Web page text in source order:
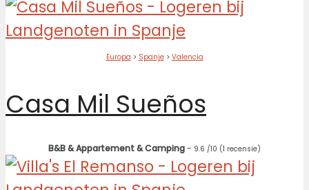
Europa > Spanje> Valencia
Casa Mil Sueños
B&B & Appartement & Camping- 9.6 /10 (1 recensie)